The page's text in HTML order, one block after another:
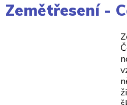
Zemětřesení -